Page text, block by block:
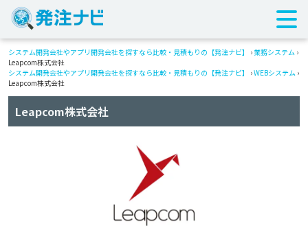
システム開発会社やアプリ開発会社を探すなら比較・見積もりの【発注ナビ】 › 業務システム ›
Leapcom株式会社
システム開発会社やアプリ開発会社を探すなら比較・見積もりの【発注ナビ】
›WEBシステム ›
Leapcom株式会社
Leapcom株式会社